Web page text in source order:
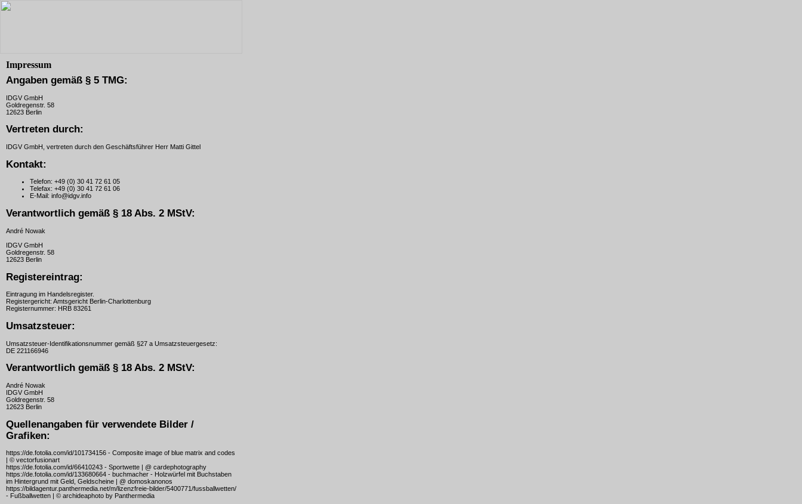
Impressum
Angaben gemäß § 5 TMG:
IDGV GmbH
Goldregenstr. 58
12623 Berlin
Vertreten durch:
IDGV GmbH, vertreten durch den Geschäftsführer Herr Matti Gittel
Kontakt:
Telefon: +49 (0) 30 41 72 61 05
Telefax: +49 (0) 30 41 72 61 06
E-Mail: info@idgv.info
Verantwortlich gemäß § 18 Abs. 2 MStV:
André Nowak
IDGV GmbH
Goldregenstr. 58
12623 Berlin
Registereintrag:
Eintragung im Handelsregister.
Registergericht: Amtsgericht Berlin-Charlottenburg
Registernummer: HRB 83261
Umsatzsteuer:
Umsatzsteuer-Identifikationsnummer gemäß §27 a Umsatzsteuergesetz:
DE 221166946
Verantwortlich gemäß § 18 Abs. 2 MStV:
André Nowak
IDGV GmbH
Goldregenstr. 58
12623 Berlin
Quellenangaben für verwendete Bilder /
Grafiken:
https://de.fotolia.com/id/101734156 - Composite image of blue matrix and codes
| © vectorfusionart
https://de.fotolia.com/id/66410243 - Sportwette | @ cardephotography
https://de.fotolia.com/id/133680664 - buchmacher - Holzwürfel mit Buchstaben
im Hintergrund mit Geld, Geldscheine | @ domoskanonos
https://bildagentur.panthermedia.net/m/lizenzfreie-bilder/5400771/fussballwetten/
- Fußballwetten | © archideaphoto by Panthermedia